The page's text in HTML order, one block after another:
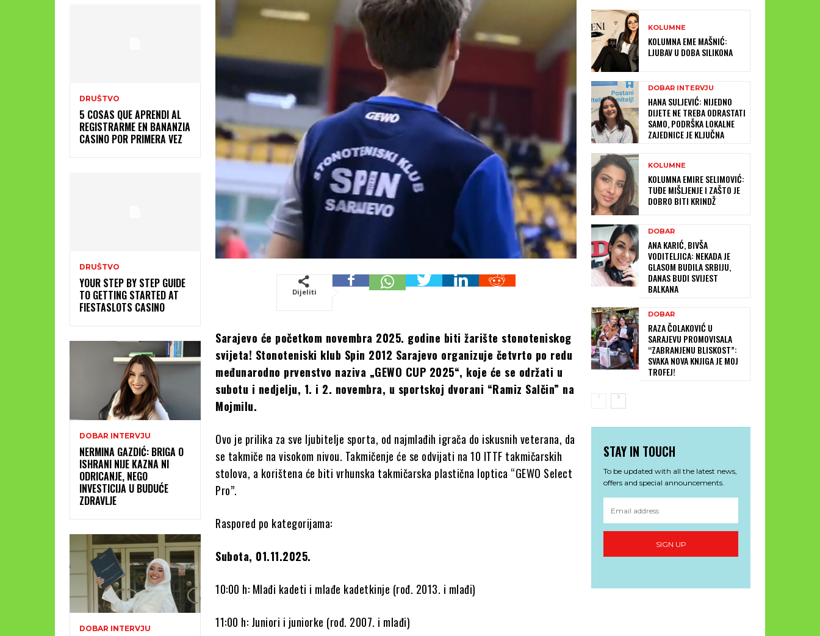
DRUŠTVO
5 COSAS QUE APRENDI AL
REGISTRARME EN BANANZIA
CASINO POR PRIMERA VEZ
DRUŠTVO
YOUR STEP BY STEP GUIDE
TO GETTING STARTED AT
FIESTASLOTS CASINO
DOBAR INTERVJU
NERMINA GAZDIĆ: BRIGA O
ISHRANI NIJE KAZNA NI
ODRICANJE, NEGO
INVESTICIJA U BUDUĆE
ZDRAVLJE
DOBAR INTERVJU
Dijeliti
Sarajevo će početkom novembra 2025. godine biti žarište stonoteniskog
svijeta! Stonoteniski klub Spin 2012 Sarajevo organizuje četvrto po redu
međunarodno prvenstvo naziva „GEWO CUP 2025“, koje će se održati u
subotu i nedjelju, 1. i 2. novembra, u sportskoj dvorani “Ramiz Salčin” na
Mojmilu.
Ovo je prilika za sve ljubitelje sporta, od najmlađih igrača do iskusnih veterana, da
se takmiče na visokom nivou. Takmičenje će se odvijati na 10 ITTF takmičarskih
stolova, a korištena će biti vrhunska takmičarska plastična loptica “GEWO Select
Pro”.
Raspored po kategorijama:
Subota, 01.11.2025.
10:00 h: Mlađi kadeti i mlađe kadetkinje (rođ. 2013. i mlađi)
11:00 h: Juniori i juniorke (rođ. 2007. i mlađi)
KOLUMNE
KOLUMNA EME MAŠNIĆ:
LJUBAV U DOBA SILIKONA
DOBAR INTERVJU
HANA SULJEVIĆ: NIJEDNO
DIJETE NE TREBA ODRASTATI
SAMO, PODRŠKA LOKALNE
ZAJEDNICE JE KLJUČNA
KOLUMNE
KOLUMNA EMIRE SELIMOVIĆ:
TUĐE MIŠLJENJE I ZAŠTO JE
DOBRO BITI KRINDŽ
DOBAR
ANA KARIĆ, BIVŠA
VODITELJICA: NEKADA JE
GLASOM BUDILA SRBIJU,
DANAS BUDI SVIJEST
BALKANA
DOBAR
RAZA ČOLAKOVIĆ U
SARAJEVU PROMOVISALA
“ZABRANJENU BLISKOST”:
SVAKA NOVA KNJIGA JE MOJ
TROFEJ!
STAY IN TOUCH
To be updated with all the latest news,
offers and special announcements.
SIGN UP